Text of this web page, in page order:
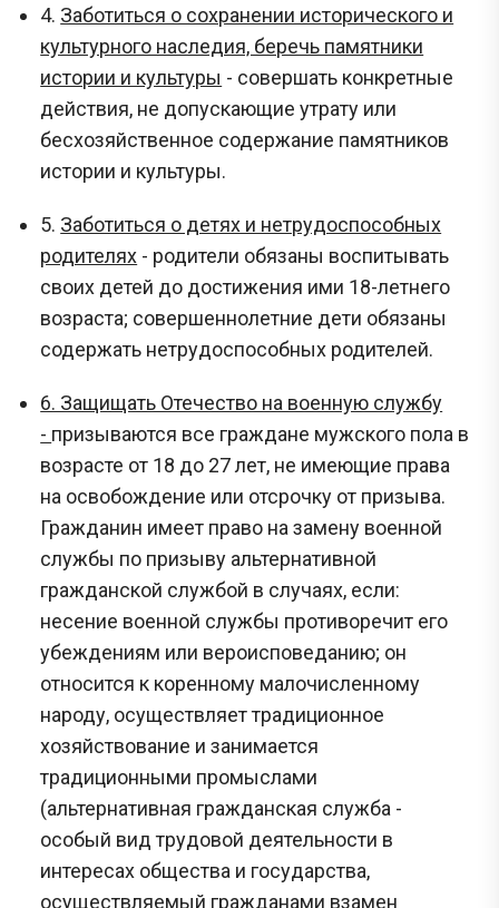
4. Заботиться о сохранении исторического и
культурного наследия, беречь памятники
истории и культуры - совершать конкретные
действия, не допускающие утрату или
бесхозяйственное содержание памятников
истории и культуры.
5. Заботиться о детях и нетрудоспособных
родителях - родители обязаны воспитывать
своих детей до достижения ими 18-летнего
возраста; совершеннолетние дети обязаны
содержать нетрудоспособных родителей.
6. Защищать Отечество на военную службу
- призываются все граждане мужского пола в
возрасте от 18 до 27 лет, не имеющие права
на освобождение или отсрочку от призыва.
Гражданин имеет право на замену военной
службы по призыву альтернативной
гражданской службой в случаях, если:
несение военной службы противоречит его
убеждениям или вероисповеданию; он
относится к коренному малочисленному
народу, осуществляет традиционное
хозяйствование и занимается
традиционными промыслами
(альтернативная гражданская служба -
особый вид трудовой деятельности в
интересах общества и государства,
осуществляемый гражданами взамен